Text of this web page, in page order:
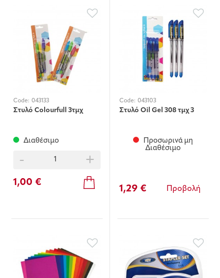
Code: 043133
Στυλό Colourfull 3τμχ
Διαθέσιμο
- +
1,00 €
Code: 043103
Στυλό Oil Gel 308 τμχ 3
Προσωρινά μη
Διαθέσιμο
1,29 € Προβολή